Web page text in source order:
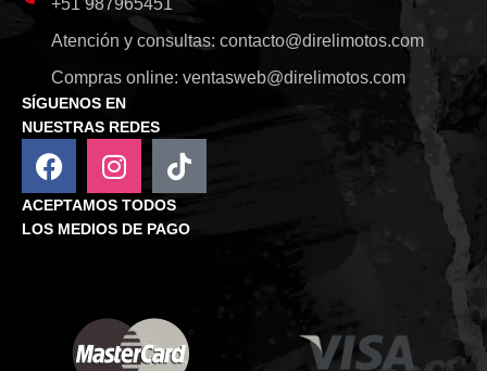
+51 987965451
Atención y consultas: contacto@direlimotos.com
Compras online: ventasweb@direlimotos.com
SÍGUENOS EN
NUESTRAS REDES
ACEPTAMOS TODOS
LOS MEDIOS DE PAGO